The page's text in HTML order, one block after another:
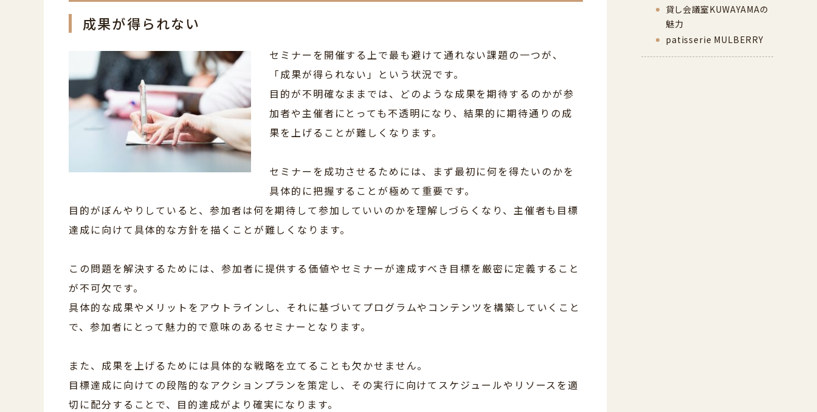
成果が得られない
セミナーを開催する上で最も避けて通れない課題の一つが、
「成果が得られない」という状況です。
目的が不明確なままでは、どのような成果を期待するのかが参
加者や主催者にとっても不透明になり、結果的に期待通りの成
果を上げることが難しくなります。
セミナーを成功させるためには、まず最初に何を得たいのかを
具体的に把握することが極めて重要です。
目的がぼんやりしていると、参加者は何を期待して参加していいのかを理解しづらくなり、主催者も目標
達成に向けて具体的な方針を描くことが難しくなります。
この問題を解決するためには、参加者に提供する価値やセミナーが達成すべき目標を厳密に定義すること
が不可欠です。
具体的な成果やメリットをアウトラインし、それに基づいてプログラムやコンテンツを構築していくこと
で、参加者にとって魅力的で意味のあるセミナーとなります。
また、成果を上げるためには具体的な戦略を立てることも欠かせません。
目標達成に向けての段階的なアクションプランを策定し、その実行に向けてスケジュールやリソースを適
切に配分することで、目的達成がより確実になります。
貸し会議室KUWAYAMAの
魅力
patisserie MULBERRY